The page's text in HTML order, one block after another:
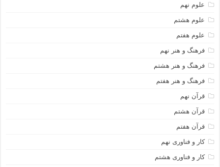
علوم نهم
علوم هشتم
علوم هفتم
فرهنگ و هنر نهم
فرهنگ و هنر هشتم
فرهنگ و هنر هفتم
قرآن نهم
قرآن هشتم
قرآن هفتم
کار و فناوری نهم
کار و فناوری هشتم